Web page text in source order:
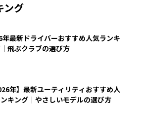
ング
年最新ドライバーおすすめ人気ランキ
飛ぶクラブの選び方
年】最新ユーティリティおすすめ人
キング｜やさしいモデルの選び方